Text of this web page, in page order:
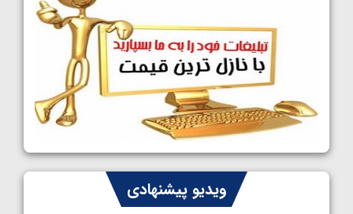
کشتی آزاد نوجوانان جهان؛ رقبای نمایندگان
ایران مشخص شدند
1405/05/08
کشتی فرنگی نوجوانان جهان؛ سکوی تیمی
سوم برای ایران
1405/05/07
ایران چشم به راه چهار مدال در پنج وزن دوم
کشتی فرنگی نوجوانان جهانویدیو پیشنهادی